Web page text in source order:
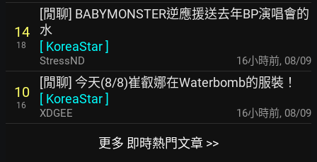
14
18
[閒聊] BABYMONSTER逆應援送去年BP演唱會的
水
[ KoreaStar]
StressND 16小時前, 08/09
10
16
[閒聊] 今天(8/8)崔叡娜在Waterbomb的服裝！
[ KoreaStar]
XDGEE 16小時前, 08/09
更多 即時熱門文章 >>